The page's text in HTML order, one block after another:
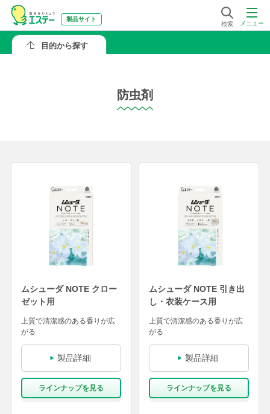
メニュー
検索
製品サイト
目的から探す
防虫剤
ムシューダ NOTE クロー
ゼット用
上質で清潔感のある香りが広
がる
製品詳細
ラインナップを⾒る
ムシューダ NOTE 引き出
し・衣装ケース用
上質で清潔感のある香りが広
がる
製品詳細
ラインナップを⾒る